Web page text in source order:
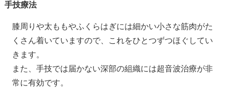
手技療法
膝周りや太ももやふくらはぎには細かい小さな筋肉がた
くさん着いていますので、これをひとつずつほぐしてい
きます。
また、手技では届かない深部の組織には超音波治療が非
常に有効です。